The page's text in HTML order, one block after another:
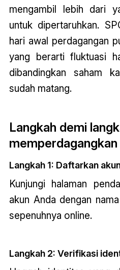
mengambil lebih dari
untuk dipertaruhkan.
hari awal perdagangan
yang berarti fluktuasi
dibandingkan saham
sudah matang.
Langkah demi
memperdagangkan
Langkah 1: Daftarkan
Kunjungi halaman
akun Anda dengan
sepenuhnya online.
Langkah 2: Verifikasi